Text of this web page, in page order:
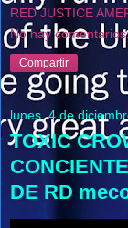
RED JUSTICE
No hay
Compartir
lunes, 4 de
TOXIC
DE RD